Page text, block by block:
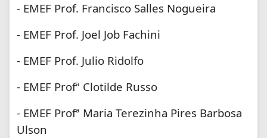
- EMEF Prof. Francisco Salles Nogueira
- EMEF Prof. Joel Job Fachini
- EMEF Prof. Julio Ridolfo
- EMEF Profª Clotilde Russo
- EMEF Profª Maria Terezinha Pires Barbosa
Ulson